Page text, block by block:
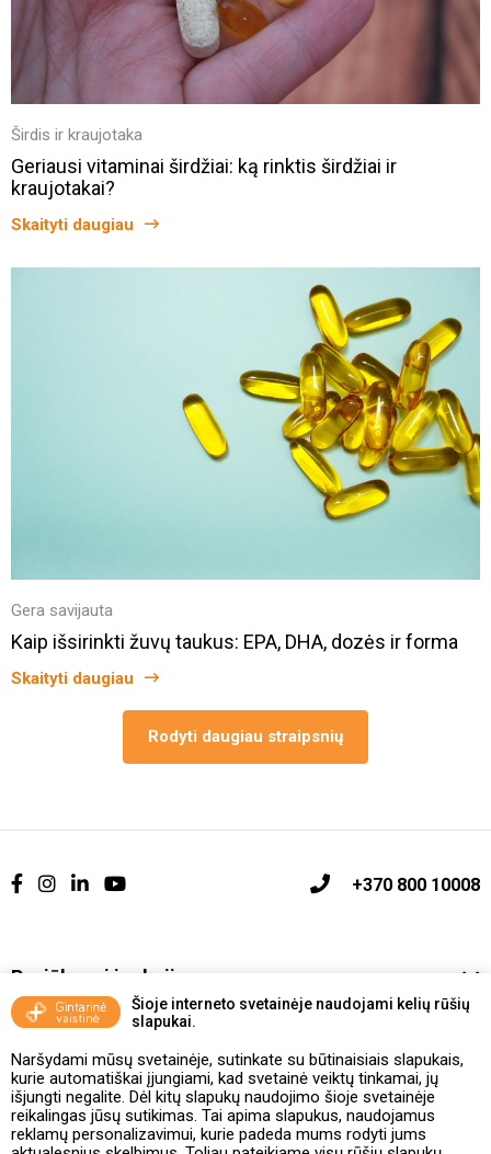
Šioje interneto svetainėje naudojami kelių rūšių
slapukai.
Naršydami mūsų svetainėje, sutinkate su būtinaisiais slapukais,
kurie automatiškai įjungiami, kad svetainė veiktų tinkamai, jų
išjungti negalite. Dėl kitų slapukų naudojimo šioje svetainėje
reikalingas jūsų sutikimas. Tai apima slapukus, naudojamus
reklamų personalizavimui, kurie padeda mums rodyti jums
Širdis ir kraujotaka
Geriausi vitaminai širdžiai: ką rinktis širdžiai ir
kraujotakai?
Skaityti daugiau
Gera savijauta
Kaip išsirinkti žuvų taukus: EPA, DHA, dozės ir forma
Skaityti daugiau
Rodyti daugiau straipsnių
+370 800 10008
Pasiūlymai ir akcijos
Vakcinavimo tvarka ir taisyklės
Kontaktai ir Karjera
Taisyklės ir politika